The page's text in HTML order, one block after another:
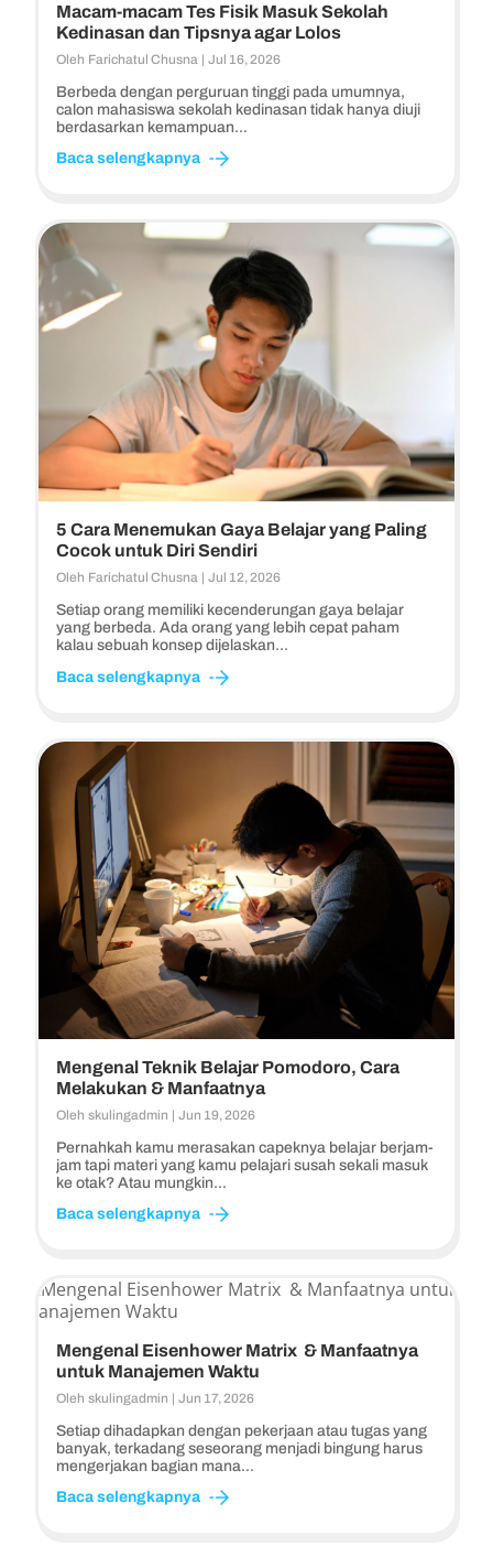
Macam-macam Tes Fisik Masuk Sekolah
Kedinasan dan Tipsnya agar Lolos
Oleh Farichatul Chusna | Jul 16, 2026
Berbeda dengan perguruan tinggi pada umumnya,
calon mahasiswa sekolah kedinasan tidak hanya diuji
berdasarkan kemampuan...
Baca selengkapnya
5 Cara Menemukan Gaya Belajar yang Paling
Cocok untuk Diri Sendiri
Oleh Farichatul Chusna | Jul 12, 2026
Setiap orang memiliki kecenderungan gaya belajar
yang berbeda. Ada orang yang lebih cepat paham
kalau sebuah konsep dijelaskan...
Baca selengkapnya
Mengenal Teknik Belajar Pomodoro, Cara
Melakukan & Manfaatnya
Oleh skulingadmin | Jun 19, 2026
Pernahkah kamu merasakan capeknya belajar berjam-
jam tapi materi yang kamu pelajari susah sekali masuk
ke otak? Atau mungkin...
Baca selengkapnya
Mengenal Eisenhower Matrix & Manfaatnya
untuk Manajemen Waktu
Oleh skulingadmin | Jun 17, 2026
Setiap dihadapkan dengan pekerjaan atau tugas yang
banyak, terkadang seseorang menjadi bingung harus
mengerjakan bagian mana...
Baca selengkapnya